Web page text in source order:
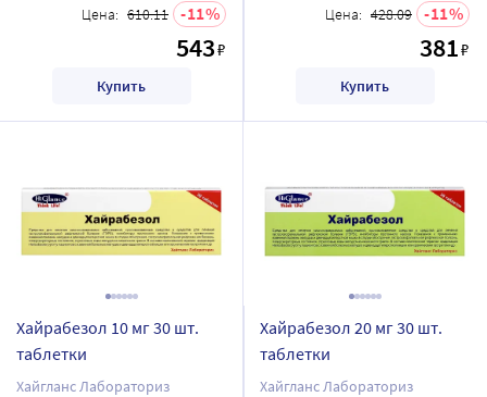
Цена: 610.11 11
543₽
Купить
Цена: 428.09 11
381₽
Купить
Хайрабезол 10 мг 30 шт.
таблетки
Хайгланс Лабораториз
Хайрабезол 20 мг 30 шт.
таблетки
Хайгланс Лабораториз